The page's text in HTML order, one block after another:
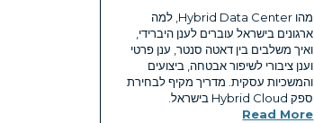
מהו Hybrid Data Center, למה
ארגונים בישראל עוברים לענן היברידי,
ואיך משלבים בין דאטה סנטר, ענן פרטי
וענן ציבורי לשיפור אבטחה, ביצועים
והמשכיות עסקית. מדריך מקיף לבחירת
ספק Hybrid Cloud בישראל.
Read More